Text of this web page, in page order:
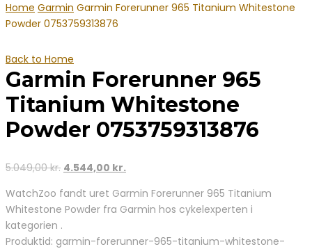
Home Garmin Garmin Forerunner 965 Titanium Whitestone
Powder 0753759313876
Back to Home
Garmin Forerunner 965
Titanium Whitestone
Powder 0753759313876
5.049,00kr. Den
pris
var:
4.544,00 kr.Den
pris
er:
WatchZoo fandt uret Garmin Forerunner 965 Titanium
Whitestone Powder fra Garmin hos cykelexperten i
kategorien .
Produktid: garmin-forerunner-965-titanium-whitestone-